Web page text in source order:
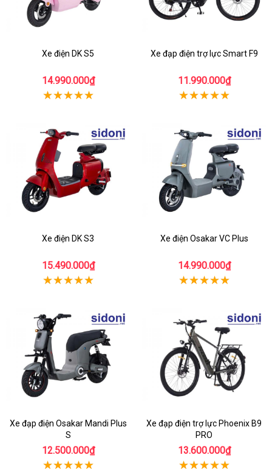
Xe điện DK S5
14.990.000₫
Xe đạp điện trợ lực Smart F9
11.990.000₫
Xe điện DK S3
15.490.000₫
Xe điện Osakar VC Plus
14.990.000₫
Xe đạp điện Osakar Mandi Plus
S
12.500.000₫
Xe đạp điện trợ lực Phoenix B9
PRO
13.600.000₫